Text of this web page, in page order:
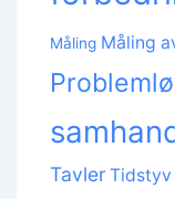
Måling Måling
Tavler Tidstyv